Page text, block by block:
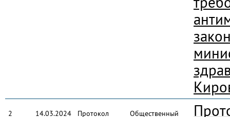
2 14.03.2024 Протокол
Общественный